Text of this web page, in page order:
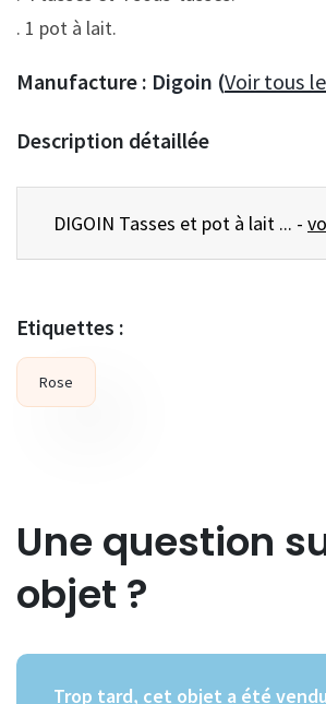
. 1 pot à lait.
Manufacture : Digoin (Voir tous
Description détaillée
DIGOIN Tasses et pot à lait ... -
Etiquettes :
Rose
Une question
objet ?
Trop tard, cet objet a été